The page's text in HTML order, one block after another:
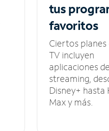
tus
favoritos
Ciertos planes
TV incluyen
aplicaciones
streaming,
Disney+ hasta
Max y más.